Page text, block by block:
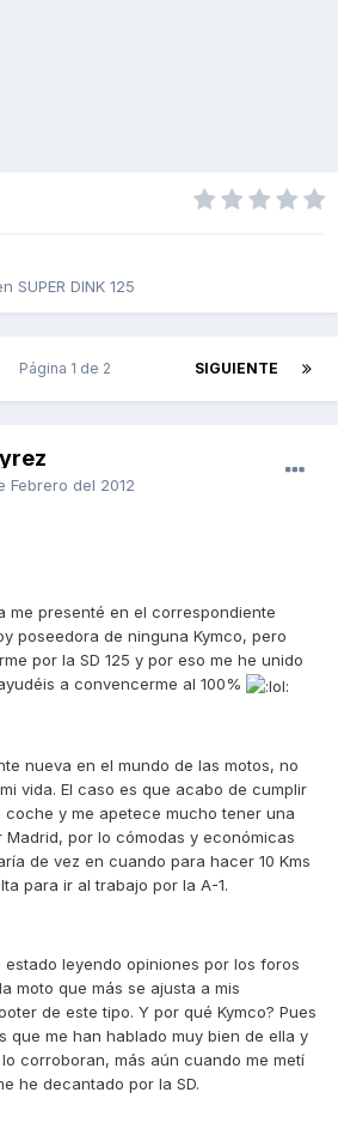
SUPER DINK 125
SIGUIENTE
Página 1 de 2
Febrero del 2012
me presenté en el correspondiente
poseedora de ninguna Kymco, pero
por la SD 125 y por eso me he unido
a convencerme al 100%
nueva en el mundo de las motos, no
vida. El caso es que acabo de cumplir
y me apetece mucho tener una
Madrid, por lo cómodas y económicas
de vez en cuando para hacer 10 Kms
para ir al trabajo por la A-1.
estado leyendo opiniones por los foros
moto que más se ajusta a mis
de este tipo. Y por qué Kymco? Pues
que me han hablado muy bien de ella y
corroboran, más aún cuando me metí
he decantado por la SD.